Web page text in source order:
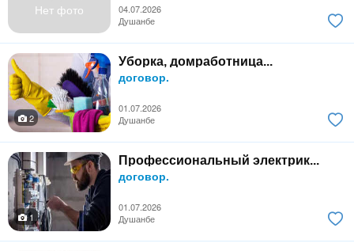
Нет фото
04.07.2026
Душанбе
Уборка, домработница...
договор.
01.07.2026
2
Душанбе
Профессиональный электрик...
договор.
01.07.2026
1
Душанбе